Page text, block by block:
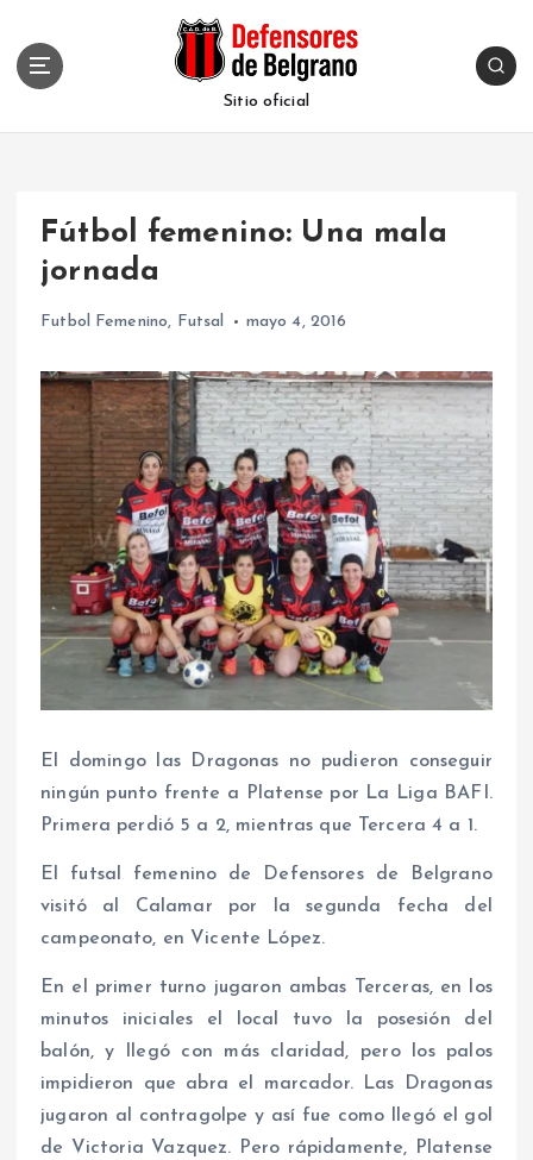
Sitio oficial
Fútbol femenino: Una mala
jornada
Futbol Femenino, Futsal mayo 4, 2016
El domingo las Dragonas no pudieron conseguir
ningún punto frente a Platense por La Liga BAFI.
Primera perdió 5 a 2, mientras que Tercera 4 a 1.
El futsal femenino de Defensores de Belgrano
visitó al Calamar por la segunda fecha del
campeonato, en Vicente López.
En el primer turno jugaron ambas Terceras, en los
minutos iniciales el local tuvo la posesión del
balón, y llegó con más claridad, pero los palos
impidieron que abra el marcador. Las Dragonas
jugaron al contragolpe y así fue como llegó el gol
de Victoria Vazquez. Pero rápidamente, Platense